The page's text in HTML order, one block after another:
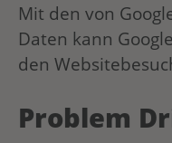
Mit den von
Daten kann
den
Problem